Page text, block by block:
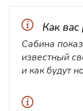
Как вас
Сабина
известный
и как будут